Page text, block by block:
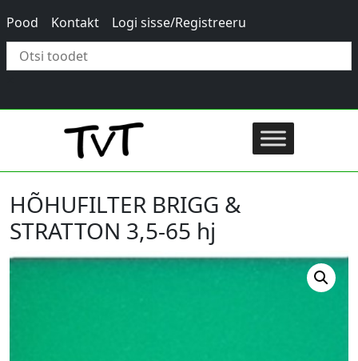
Pood Kontakt Logi sisse/Registreeru
HÕHUFILTER BRIGG &
STRATTON 3,5-65 hj